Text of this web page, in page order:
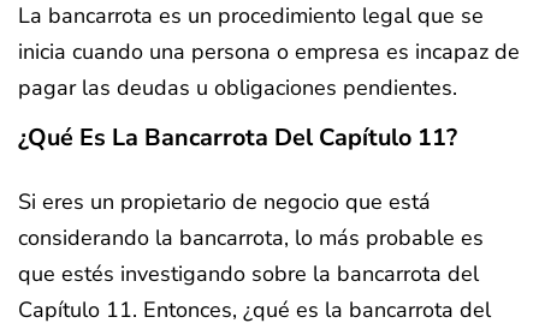
La bancarrota es un procedimiento legal que se
inicia cuando una persona o empresa es incapaz de
pagar las deudas u obligaciones pendientes.
¿Qué Es La Bancarrota Del Capítulo 11?
Si eres un propietario de negocio que está
considerando la bancarrota, lo más probable es
que estés investigando sobre la bancarrota del
Capítulo 11. Entonces, ¿qué es la bancarrota del